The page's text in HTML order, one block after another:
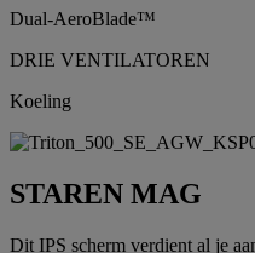
Dual-AeroBlade™
DRIE VENTILATOREN
Koeling
STAREN MAG
Dit IPS scherm verdient al je